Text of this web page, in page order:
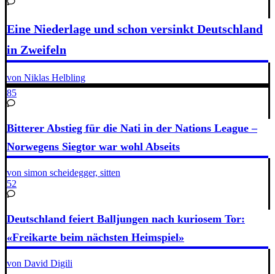
Eine Niederlage und schon versinkt Deutschland
in Zweifeln
von Niklas Helbling
85
Bitterer Abstieg für die Nati in der Nations League –
Norwegens Siegtor war wohl Abseits
von simon scheidegger, sitten
52
Deutschland feiert Balljungen nach kuriosem Tor:
«Freikarte beim nächsten Heimspiel»
von David Digili